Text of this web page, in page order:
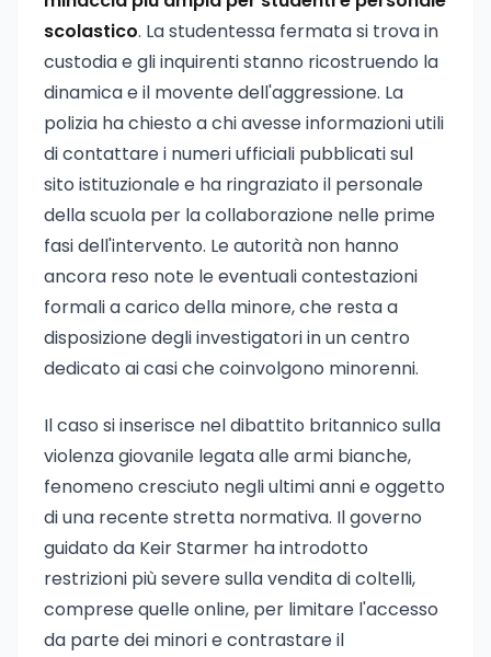
scolastico. La studentessa fermata si trova in
custodia e gli inquirenti stanno ricostruendo la
dinamica e il movente dell'aggressione. La
polizia ha chiesto a chi avesse informazioni utili
di contattare i numeri ufficiali pubblicati sul
sito istituzionale e ha ringraziato il personale
della scuola per la collaborazione nelle prime
fasi dell'intervento. Le autorità non hanno
ancora reso note le eventuali contestazioni
formali a carico della minore, che resta a
disposizione degli investigatori in un centro
dedicato ai casi che coinvolgono minorenni.
Il caso si inserisce nel dibattito britannico sulla
violenza giovanile legata alle armi bianche,
fenomeno cresciuto negli ultimi anni e oggetto
di una recente stretta normativa. Il governo
guidato da Keir Starmer ha introdotto
restrizioni più severe sulla vendita di coltelli,
comprese quelle online, per limitare l'accesso
da parte dei minori e contrastare il